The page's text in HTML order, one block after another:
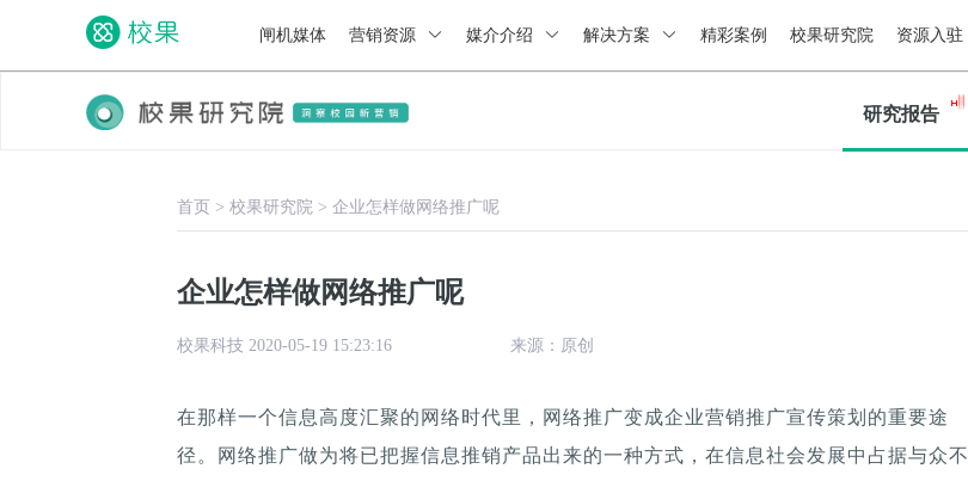
闸机媒体 营销资源 媒介介绍 解决方案 精彩案例 校果研究院 资源入驻
研究报告
首页 > 校果研究院 > 企业怎样做网络推广呢
企业怎样做网络推广呢
校果科技 2020-05-19 15:23:16 来源：原创
在那样一个信息高度汇聚的网络时代里，网络推广变成企业营销推广宣传策划的重要途
径。网络推广做为将已把握信息推销产品出来的一种方式，在信息社会发展中占据与众不